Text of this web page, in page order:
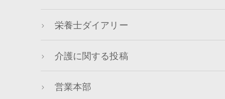
栄養士ダイアリー
介護に関する投稿
営業本部